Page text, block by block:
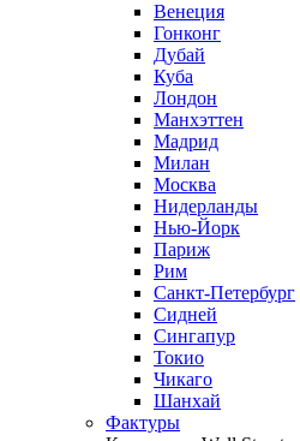
Венеция
Гонконг
Дубай
Куба
Лондон
Манхэттен
Мадрид
Милан
Москва
Нидерланды
Нью-Йорк
Париж
Рим
Санкт-Петербург
Сидней
Сингапур
Токио
Чикаго
Шанхай
Фактуры